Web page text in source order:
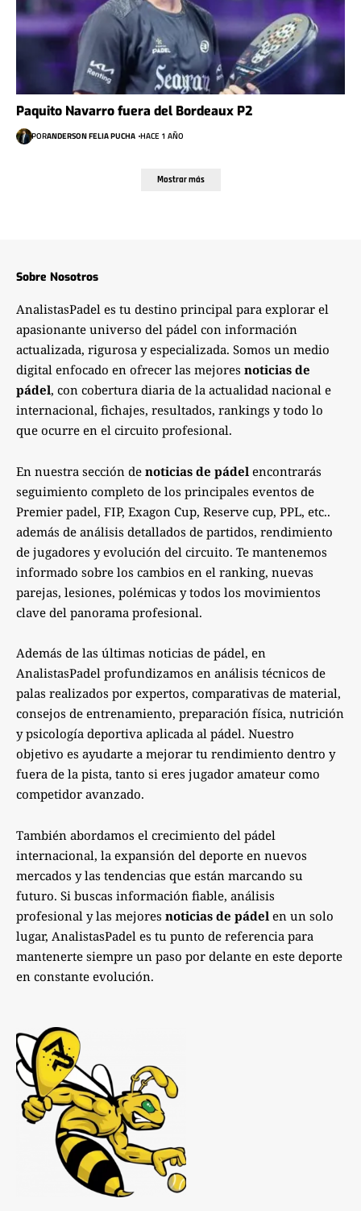
Paquito Navarro fuera del Bordeaux P2
PORANDERSON FELIA PUCHA HACE 1 AÑO
Mostrar más
Sobre Nosotros
AnalistasPadel es tu destino principal para explorar el
apasionante universo del pádel con información
actualizada, rigurosa y especializada. Somos un medio
digital enfocado en ofrecer las mejores noticias de
pádel, con cobertura diaria de la actualidad nacional e
internacional, fichajes, resultados, rankings y todo lo
que ocurre en el circuito profesional.
En nuestra sección de noticias de pádel encontrarás
seguimiento completo de los principales eventos de
Premier padel, FIP, Exagon Cup, Reserve cup, PPL, etc..
además de análisis detallados de partidos, rendimiento
de jugadores y evolución del circuito. Te mantenemos
informado sobre los cambios en el ranking, nuevas
parejas, lesiones, polémicas y todos los movimientos
clave del panorama profesional.
Además de las últimas noticias de pádel, en
AnalistasPadel profundizamos en análisis técnicos de
palas realizados por expertos, comparativas de material,
consejos de entrenamiento, preparación física, nutrición
y psicología deportiva aplicada al pádel. Nuestro
objetivo es ayudarte a mejorar tu rendimiento dentro y
fuera de la pista, tanto si eres jugador amateur como
competidor avanzado.
También abordamos el crecimiento del pádel
internacional, la expansión del deporte en nuevos
mercados y las tendencias que están marcando su
futuro. Si buscas información fiable, análisis
profesional y las mejores noticias de pádel en un solo
lugar, AnalistasPadel es tu punto de referencia para
mantenerte siempre un paso por delante en este deporte
en constante evolución.